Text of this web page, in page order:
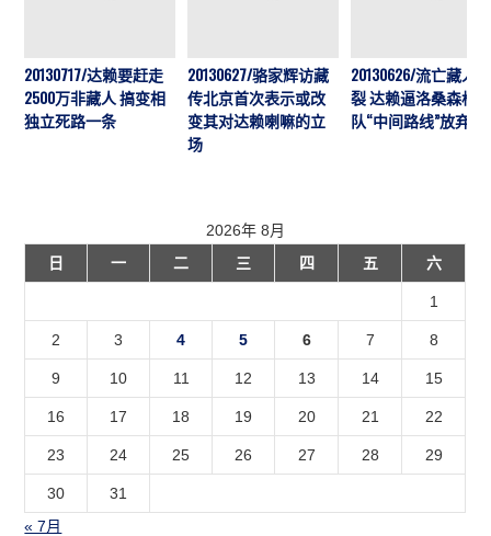
20130717/达赖要赶走
2500万非藏人 搞变相
独立死路一条
20130627/骆家辉访藏
传北京首次表示或改
变其对达赖喇嘛的立
场
20130626/流亡藏人
裂 达赖逼洛桑森格
队“中间路线”放弃藏
2026年 8月
日
一 二 三 四 五 六
1
2 3 4 5 6 7 8
9 10 11 12 13 14 15
16 17 18 19 20 21 22
23 24 25 26 27 28 29
30
31
« 7月